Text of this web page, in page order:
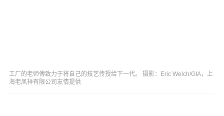
工厂的老师傅致力于将自己的技艺传授给下一代。 摄影：Eric Welch/GIA，上
海老凤祥有限公司友情提供